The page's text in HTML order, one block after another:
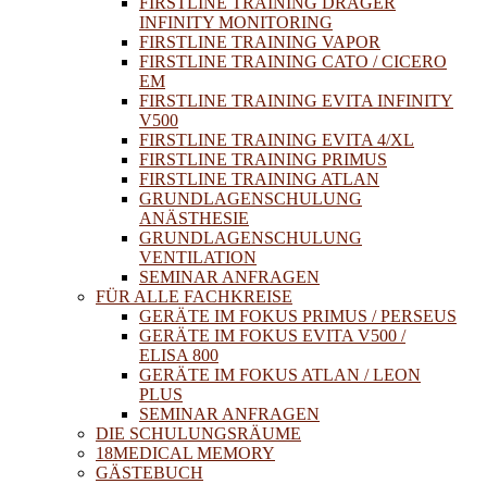
INFINITY MONITORING
FIRSTLINE TRAINING VAPOR
FIRSTLINE TRAINING CATO / CICERO
EM
FIRSTLINE TRAINING EVITA INFINITY
V500
FIRSTLINE TRAINING EVITA 4/XL
FIRSTLINE TRAINING PRIMUS
FIRSTLINE TRAINING ATLAN
GRUNDLAGENSCHULUNG
ANÄSTHESIE
GRUNDLAGENSCHULUNG
VENTILATION
SEMINAR ANFRAGEN
FÜR ALLE FACHKREISE
GERÄTE IM FOKUS PRIMUS / PERSEUS
GERÄTE IM FOKUS EVITA V500 /
ELISA 800
GERÄTE IM FOKUS ATLAN / LEON
PLUS
SEMINAR ANFRAGEN
DIE SCHULUNGSRÄUME
18MEDICAL MEMORY
GÄSTEBUCH